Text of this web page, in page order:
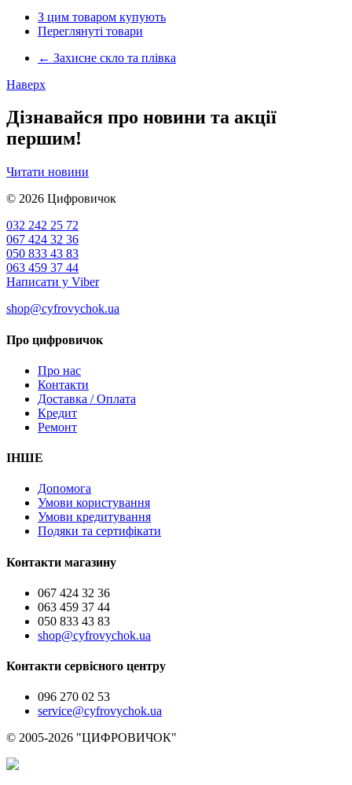
З цим товаром купують
Переглянуті товари
← Захисне скло та плівка
Наверх
Дізнавайся про новини та акції
першим!
Читати новини
© 2026 Цифровичок
032 242 25 72
067 424 32 36
050 833 43 83
063 459 37 44
Написати у Viber
shop@cyfrovychok.ua
Про цифровичок
Про нас
Контакти
Доставка / Оплата
Кредит
Ремонт
ІНШЕ
Допомога
Умови користування
Умови кредитування
Подяки та сертифікати
Контакти магазину
067 424 32 36
063 459 37 44
050 833 43 83
shop@cyfrovychok.ua
Контакти сервісного центру
096 270 02 53
service@cyfrovychok.ua
© 2005-2026 "ЦИФРОВИЧОК"